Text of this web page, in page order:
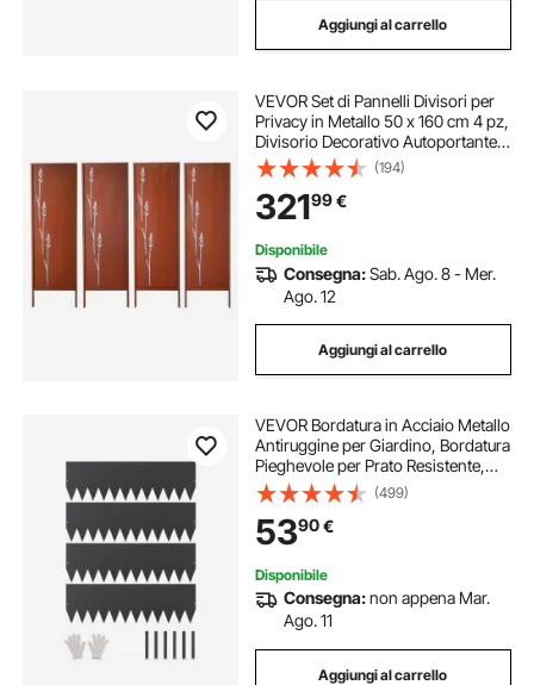
Aggiungi al carrello
VEVOR Set di Pannelli Divisori per
Privacy in Metallo 50 x 160 cm 4 pz,
Divisorio Decorativo Autoportante
per Privacy da Giardino Cortile
Piscina Balcone in Acciaio al
Carbonio, Schermo Recinzione
(194)
32199€
Disponibile
Consegna:Sab. Ago. 8 - Mer.
Ago. 12
Aggiungi al carrello
VEVOR Bordatura in Acciaio Metallo
Antiruggine per Giardino, Bordatura
Pieghevole per Prato Resistente,
Facile da Installare, Divisorio Aiuole
Cortile, Nero 4 Pezzi 1016 x 304,8 x
1,5 mm
(499)
5390€
Disponibile
Consegna:non appena Mar.
Ago. 11
Aggiungi al carrello